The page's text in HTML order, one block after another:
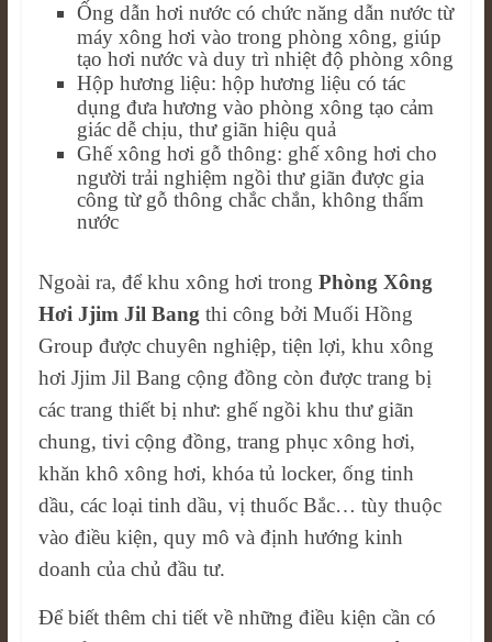
Ống dẫn hơi nước có chức năng dẫn nước từ
máy xông hơi vào trong phòng xông, giúp
tạo hơi nước và duy trì nhiệt độ phòng xông
Hộp hương liệu: hộp hương liệu có tác
dụng đưa hương vào phòng xông tạo cảm
giác dễ chịu, thư giãn hiệu quả
Ghế xông hơi gỗ thông: ghế xông hơi cho
người trải nghiệm ngồi thư giãn được gia
công từ gỗ thông chắc chắn, không thấm
nước
Ngoài ra, để khu xông hơi trong Phòng Xông
Hơi Jjim Jil Bang thi công bởi Muối Hồng
Group được chuyên nghiệp, tiện lợi, khu xông
hơi Jjim Jil Bang cộng đồng còn được trang bị
các trang thiết bị như: ghế ngồi khu thư giãn
chung, tivi cộng đồng, trang phục xông hơi,
khăn khô xông hơi, khóa tủ locker, ống tinh
dầu, các loại tinh dầu, vị thuốc Bắc… tùy thuộc
vào điều kiện, quy mô và định hướng kinh
doanh của chủ đầu tư.
Để biết thêm chi tiết về những điều kiện cần có